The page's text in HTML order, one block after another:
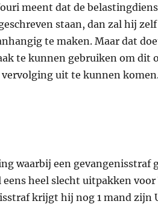
meent dat de
staan, dan zal hij
te maken. Maar dat
te kunnen gebruiken om dit
uit te kunnen
waarbij een gevangenisstraf
eens heel slecht uitpakken voor
krijgt hij nog 1 mand zijn